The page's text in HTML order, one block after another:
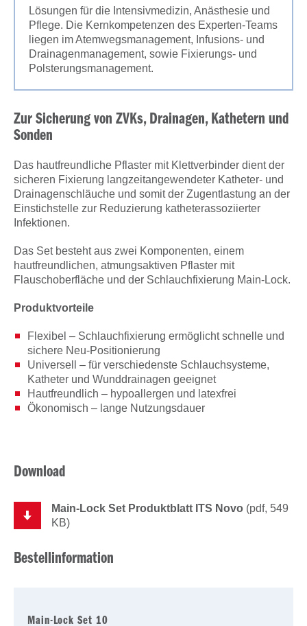
Lösungen für die Intensivmedizin, Anästhesie und
Pflege. Die Kernkompetenzen des Experten-Teams
liegen im Atemwegsmanagement, Infusions- und
Drainagenmanagement, sowie Fixierungs- und
Polsterungsmanagement.
Zur Sicherung von ZVKs, Drainagen, Kathetern und
Sonden
Das hautfreundliche Pflaster mit Klettverbinder dient der
sicheren Fixierung langzeitangewendeter Katheter- und
Drainagenschläuche und somit der Zugentlastung an der
Einstichstelle zur Reduzierung katheterassoziierter
Infektionen.
Das Set besteht aus zwei Komponenten, einem
hautfreundlichen, atmungsaktiven Pflaster mit
Flauschoberfläche und der Schlauchfixierung Main-Lock.
Produktvorteile
Flexibel – Schlauchfixierung ermöglicht schnelle und
sichere Neu-Positionierung
Universell – für verschiedenste Schlauchsysteme,
Katheter und Wunddrainagen geeignet
Hautfreundlich – hypoallergen und latexfrei
Ökonomisch – lange Nutzungsdauer
Download
Main-Lock Set Produktblatt ITS Novo (pdf, 549
KB)
Bestellinformation
Main-Lock Set 10